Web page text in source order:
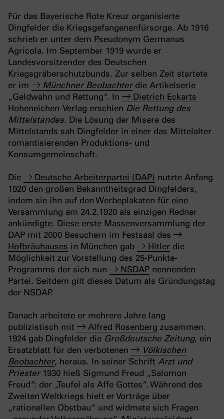
Für das Bayerische Rote Kreuz organisierte
Dingfelder die Kriegsgefangenenfürsorge. Ab 1916
schrieb er unter dem Pseudonym Germanus
Agricola. Im September 1919 wurde er
Landesvorsitzender des Deutschen
Kriegsgräberschutzbunds. Zur selben Zeit startete
er im
Münchner Beobachterdie Artikelserie
„Geldwahn und Rettung“. In
Dietrich Eckarts
Hoheneichen-Verlag erschien Die Rettung des
Mittelstandes. Die Lösung der Misere des
Mittelstands sah Dingfelder in einer das Mittelalter
romantisierenden Produktions- und
Konsumgemeinschaft.
Die Deutsche Arbeiterpartei (DAP) nutzte Anfang
1920 den großen Bekanntheitsgrad Dingfelders,
indem sie ihn auf den Werbeplakaten für eine
Versammlung am 24.2.1920 als einzigen Redner
ankündigte. Diese erste Massenversammlung der
DAP mit 2000 Besuchern im Festsaal des
Hofbräuhauses in München gab Hitler die
Möglichkeit zur Vorstellung des 25-Punkte-
Programms der sich nun
NSDAP nennenden
Partei. Seitdem gilt dieses Datum als Gründungstag
der NSDAP.
Danach arbeitete er mehrere Jahre lang
publizistisch mit
Alfred Rosenberg zusammen.
1924 gab Dingfelder die Großdeutsche Zeitung, ein
Ersatzblatt für den verbotenen
Völkischen
Beobachter, heraus. In seiner Schrift Arzt und
Priester1930 hieß Sigmund Freud „Salomon
Freud“: der „Teufel als Affe Gottes“. Während des
Zweiten Weltkriegs hielt er Vorträge über
„rationellen Obstbau“ und widmete sich Fragen